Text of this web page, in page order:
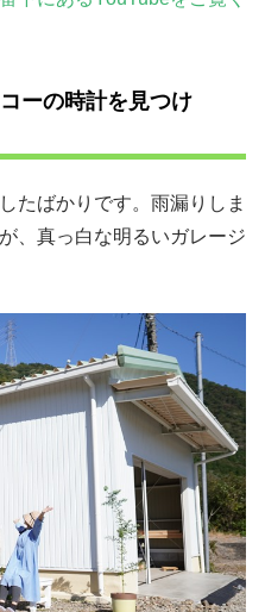
ーの時計を見つけ
たばかりです。雨漏りしま
、真っ白な明るいガレージ